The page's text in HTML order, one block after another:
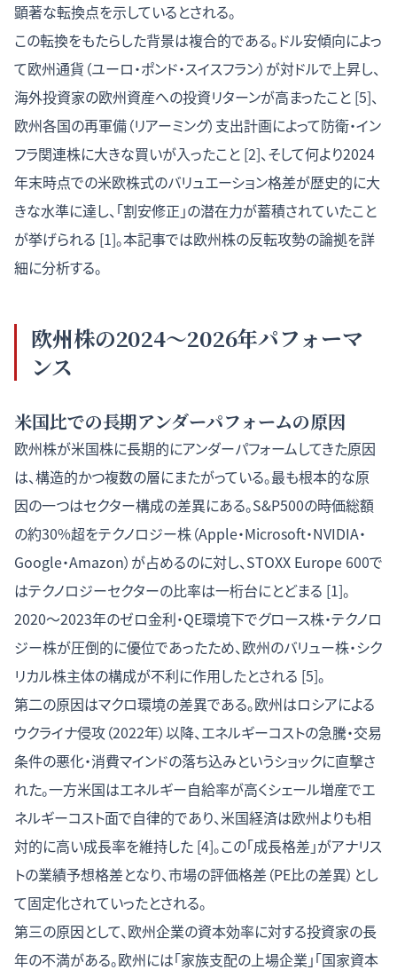
顕著な転換点を示しているとされる。
この転換をもたらした背景は複合的である。ドル安傾向によっ
て欧州通貨（ユーロ・ポンド・スイスフラン）が対ドルで上昇し、
海外投資家の欧州資産への投資リターンが高まったこと [5]、
欧州各国の再軍備（リアーミング）支出計画によって防衛・イン
フラ関連株に大きな買いが入ったこと [2]、そして何より2024
年末時点での米欧株式のバリュエーション格差が歴史的に大
きな水準に達し、「割安修正」の潜在力が蓄積されていたこと
が挙げられる [1]。本記事では欧州株の反転攻勢の論拠を詳
細に分析する。
欧州株の2024〜2026年パフォーマ
ンス
米国比での長期アンダーパフォームの原因
欧州株が米国株に長期的にアンダーパフォームしてきた原因
は、構造的かつ複数の層にまたがっている。最も根本的な原
因の一つはセクター構成の差異にある。S&P500の時価総額
の約30%超をテクノロジー株（Apple・Microsoft・NVIDIA・
Google・Amazon）が占めるのに対し、STOXX Europe 600で
はテクノロジーセクターの比率は一桁台にとどまる [1]。
2020〜2023年のゼロ金利・QE環境下でグロース株・テクノロ
ジー株が圧倒的に優位であったため、欧州のバリュー株・シク
リカル株主体の構成が不利に作用したとされる [5]。
第二の原因はマクロ環境の差異である。欧州はロシアによる
ウクライナ侵攻（2022年）以降、エネルギーコストの急騰・交易
条件の悪化・消費マインドの落ち込みというショックに直撃さ
れた。一方米国はエネルギー自給率が高くシェール増産でエ
ネルギーコスト面で自律的であり、米国経済は欧州よりも相
対的に高い成長率を維持した [4]。この「成長格差」がアナリス
トの業績予想格差となり、市場の評価格差（PE比の差異）とし
て固定化されていったとされる。
第三の原因として、欧州企業の資本効率に対する投資家の長
年の不満がある。欧州には「家族支配の上場企業」「国家資本